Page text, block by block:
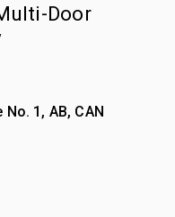
Door
1, AB, CAN